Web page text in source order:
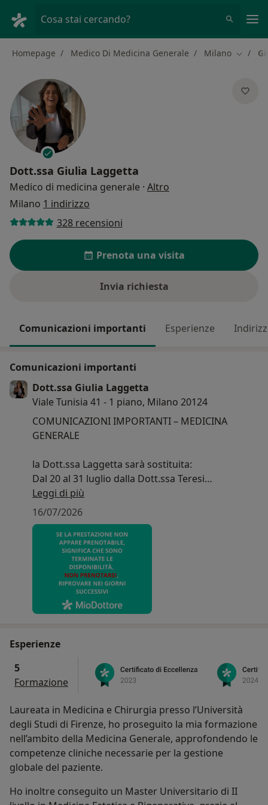
Cosa stai cercando?
Homepage Medico Di Medicina Generale Milano
Dott.ssa Giulia Laggetta
Medico di medicina generale · Altro
Milano 1 indirizzo
328 recensioni
Prenota una visita
Invia richiesta
Comunicazioni importanti Esperienze
Comunicazioni importanti
Dott.ssa Giulia Laggetta
Viale Tunisia 41 - 1 piano, Milano 20124
COMUNICAZIONI IMPORTANTI – MEDICINA
GENERALE
la Dott.ssa Laggetta sarà sostituita:
Dal 20 al 31 luglio dalla Dott.ssa Teresi
Dal 3 al 13 agosto dal Dott. Gallo Carrabba
Secondo i loro orari di studio e SEMPRE PREVIO
APPUNTAMENTO.
RESTANO INVARIATI: la modalità d'invio di
richiesta di prescrizione farmacologica o
diagnostica / visite specialistiche, sempre tramite
la questa pagina di MIODOTTORE (LAGGETTA).
Urgenze e certificati di malattia INPS:
certificati di malattia INPS è necessario contattare
telefonicamente la segreteria dalle ore 08:00 alle
09:30, dal lunedì al venerdì, esclusi prefestivi e
festivi.
Orari di segreteria in studio:
Lunedì – venerdì
09:30-11:30
16:30 – 19:00
medico saranno comunicate tramite apposito
Leggi di più
16/07/2026
Esperienze
5
Formazione
Laureata in Medicina e Chirurgia presso l’Università
degli Studi di Firenze, ho proseguito la mia formazione
nell’ambito della Medicina Generale, approfondendo le
competenze cliniche necessarie per la gestione
globale del paziente.
Ho inoltre conseguito un Master Universitario di II